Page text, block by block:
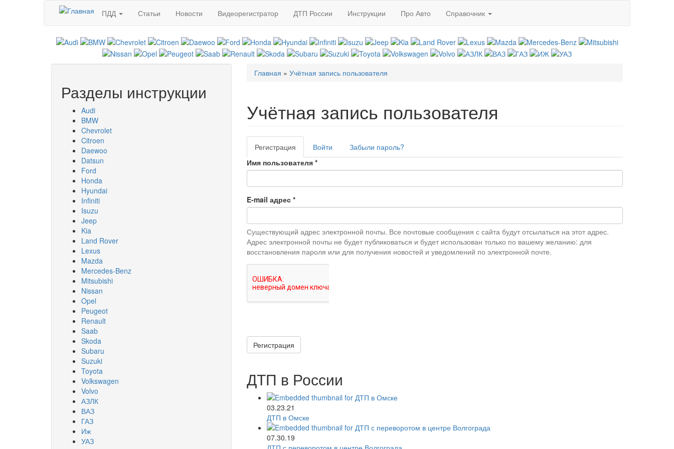
Перейти к основному содержанию
ПДД
Статьи Новости Видеорегистратор ДТП России Инструкции Про Авто Справочник
Разделы инструкции
Audi
BMW
Chevrolet
Citroen
Daewoo
Datsun
Ford
Honda
Hyundai
Infiniti
Isuzu
Jeep
Kia
Land Rover
Lexus
Mazda
Mercedes-Benz
Mitsubishi
Nissan
Opel
Peugeot
Renault
Saab
Skoda
Subaru
Suzuki
Toyota
Volkswagen
Volvo
АЗЛК
ВАЗ
ГАЗ
Иж
УАЗ
Вы здесь
Главная » Учётная запись пользователя
Учётная запись пользователя
Главные вкладки
Регистрация (активная
вкладка)
Войти
Забыли пароль?
Имя пользователя *
E-mail адрес *
Существующий адрес электронной почты. Все почтовые сообщения с сайта будут отсылаться на этот адрес.
Адрес электронной почты не будет публиковаться и будет использован только по вашему желанию: для
восстановления пароля или для получения новостей и уведомлений по электронной почте.
Регистрация
ДТП в России
03.23.21
ДТП в Омске
07.30.19